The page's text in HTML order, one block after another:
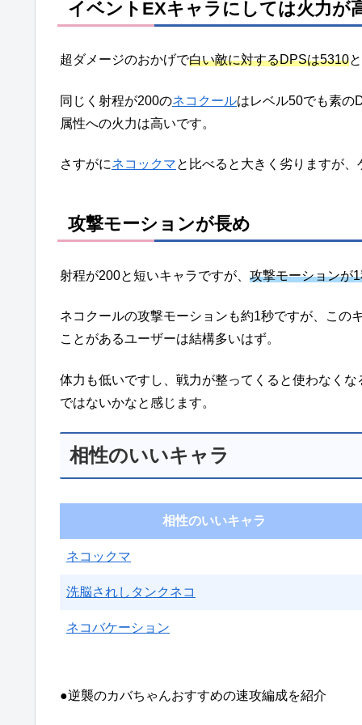
イベントEXキャラにしては火力が
超ダメージのおかげで白い敵に対するDPSは5310
同じく射程が200のネコクールはレベル50でも素の
属性への火力は高いです。
さすがにネコックマと比べると大きく劣りますが
攻撃モーションが長め
射程が200と短いキャラですが、 攻撃モーションが
ネコクールの攻撃モーションも約1秒ですが、この
ことがあるユーザーは結構多いはず。
体力も低いですし、戦力が整ってくると使わなく
ではないかなと感じます。
相性のいいキャラ
相性のいいキャラ
ネコックマ
洗脳されしタンクネコ
ネコバケーション
●逆襲のカバちゃんおすすめの速攻編成を紹介